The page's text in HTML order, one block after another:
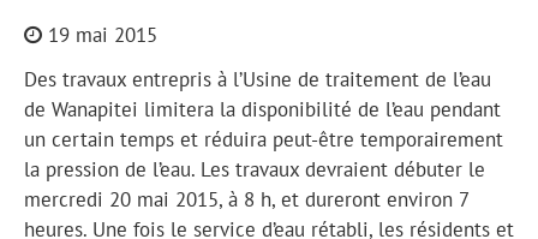
19 mai 2015
Des travaux entrepris à l’Usine de traitement de l’eau
de Wanapitei limitera la disponibilité de l’eau pendant
un certain temps et réduira peut-être temporairement
la pression de l’eau. Les travaux devraient débuter le
mercredi 20 mai 2015, à 8 h, et dureront environ 7
heures. Une fois le service d’eau rétabli, les résidents et